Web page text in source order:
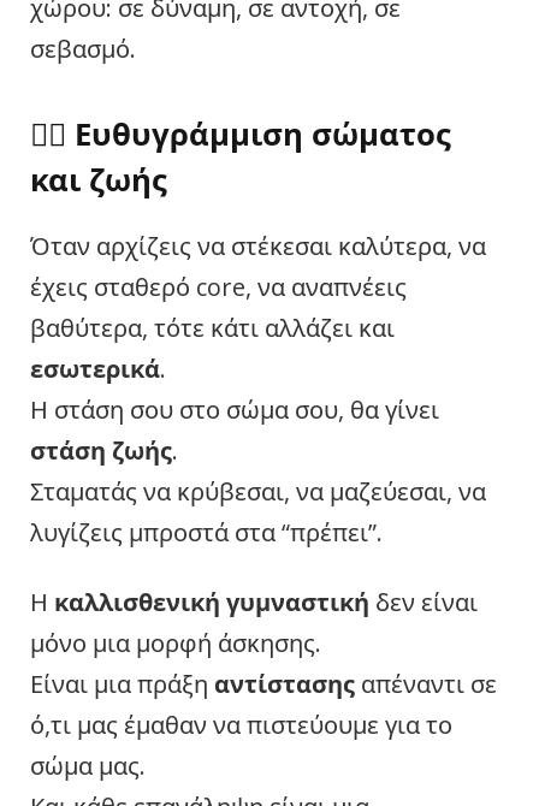
χώρου: σε δύναμη, σε αντοχή, σε
σεβασμό.
🧘‍♀️ Ευθυγράμμιση σώματος
και ζωής
Όταν αρχίζεις να στέκεσαι καλύτερα, να
έχεις σταθερό core, να αναπνέεις
βαθύτερα, τότε κάτι αλλάζει και
εσωτερικά.
Η στάση σου στο σώμα σου, θα γίνει
στάση ζωής.
Σταματάς να κρύβεσαι, να μαζεύεσαι, να
λυγίζεις μπροστά στα “πρέπει”.
Η καλλισθενική γυμναστική δεν είναι
μόνο μια μορφή άσκησης.
Είναι μια πράξη αντίστασης απέναντι σε
ό,τι μας έμαθαν να πιστεύουμε για το
σώμα μας.